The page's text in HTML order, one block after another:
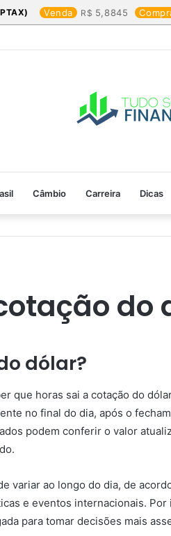
Venda 5,8845
os produtos que mais valem a pena
Câmbio Carreira Dicas
do
dólar?
que horas sai a cotação do
no final do dia, após o
podem conferir o valor
variar ao longo do dia, de
e eventos internacionais. Por
para tomar decisões mais